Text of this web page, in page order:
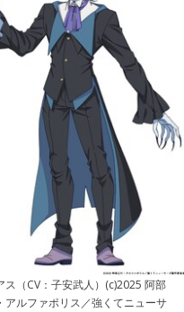
ス（CV：子安武人）(c)2025 阿部
アルファポリス／強くてニューサ